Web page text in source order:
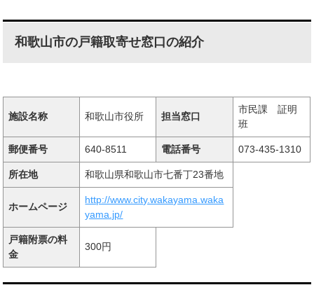
和歌山市の戸籍取寄せ窓口の紹介
施設名称 和歌山市役所 担当窓口
市民課 証明
班
郵便番号 640-8511 電話番号 073-435-1310
所在地 和歌山県和歌山市七番丁23番地
ホームページ
http://www.city.wakayama.waka
yama.jp/
戸籍附票の料
金
300円